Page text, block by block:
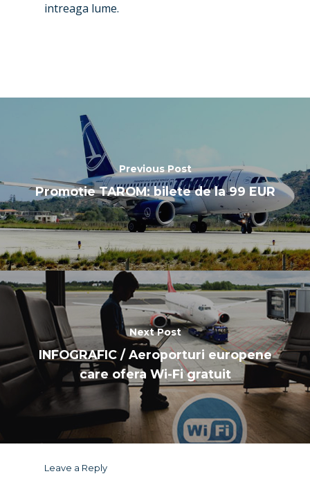
intreaga lume.
Previous Post
Promotie TAROM: bilete de la 99 EUR
Next Post
INFOGRAFIC / Aeroporturi europene
care ofera Wi-Fi gratuit
Leave a Reply